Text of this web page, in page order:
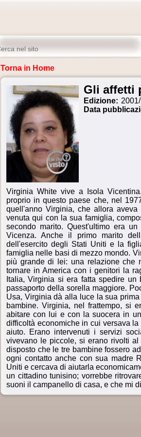
Torna in Home
Gli affetti
Edizione:
Data
Virginia White vive a Isola
proprio in questo paese che, nel
quell'anno Virginia, che allora
venuta qui con la sua famiglia,
secondo marito. Quest'ultimo era
Vicenza. Anche il primo marito
dell'esercito degli Stati Uniti e la
famiglia nelle basi di mezzo mondo.
più grande di lei: una relazione che
tornare in America con i genitori la
Italia, Virginia si era fatta spedire
passaporto della sorella maggiore.
Usa, Virginia dà alla luce la sua
bambine. Virginia, nel frattempo, si
abitare con lui e con la suocera in
difficoltà economiche in cui versava
aiuto. Erano intervenuti i servizi
vivevano le piccole, si erano rivolti
disposto che le tre bambine fossero
ogni contatto anche con sua madre
Uniti e cercava di aiutarla
un cittadino tunisino; vorrebbe
suoni il campanello di casa, e che mi